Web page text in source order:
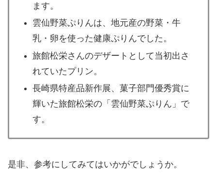
ます。
雲仙野菜ぷりんは、地元産の野菜・牛
乳・卵を使った健康ぷりんでした。
旅館松栄さんのデザートとして当初出さ
れていたプリン。
長崎県特産品新作展、菓子部門優秀賞に
輝いた旅館松栄の「雲仙野菜ぷりん」で
す。
是非、参考にしてみてはいかがでしょうか。